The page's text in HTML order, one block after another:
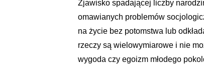
Zjawisko spadającej liczby
omawianych problemów
na życie bez potomstwa lub
rzeczy są wielowymiarowe i nie
wygoda czy egoizm młodego